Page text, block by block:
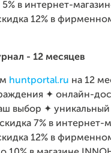
в интернет-
12% в
- 12 месяцев
huntportal.ru на 12
✦ онлайн-
выбор ✦
7% в интернет-
12% в